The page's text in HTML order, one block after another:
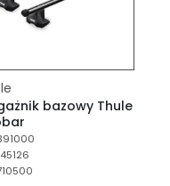
bazowy Thule